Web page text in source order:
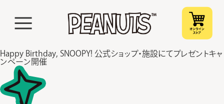
Happy Birthday, SNOOPY! 公式ショップ・施設にてプレゼントキャ
ンペーン開催